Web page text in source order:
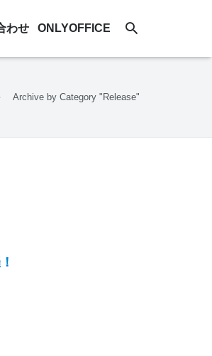
わせ ONLYOFFICE
Archive by Category "Release"